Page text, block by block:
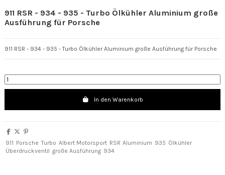
911 RSR - 934 - 935 - Turbo Ölkühler Aluminium große
Ausführung für Porsche
911 RSR - 934 - 935 - Turbo Ölkühler Aluminium große Ausführung für Porsche
In den Warenkorb
911 Porsche Turbo Albert Motorsport RSR Aluminium 935 Ölkühler
Überdruckventil große Ausführung 934